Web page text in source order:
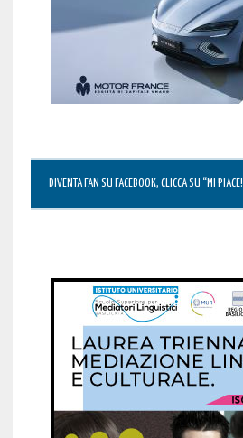
DIVENTA FAN SU FACEBOOK, CLICCA SU “MI PIACE!”